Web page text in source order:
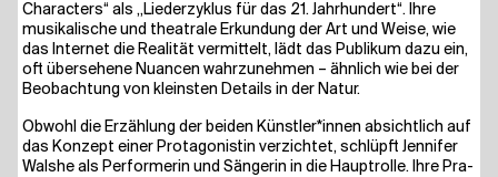
Cha­rac­ters“ als „Lie­der­zy­klus für das 21. Jahr­hun­dert“. Ihre
musi­ka­li­sche und thea­tra­le Erkun­dung der Art und Wei­se, wie
das Inter­net die Rea­li­tät ver­mit­telt, lädt das Publi­kum dazu ein,
oft über­se­he­ne Nuan­cen wahr­zu­neh­men – ähn­lich wie bei der
Beob­ach­tung von kleins­ten Details in der Natur.
Obwohl die Erzäh­lung der bei­den Künstler*innen absicht­lich auf
das Kon­zept einer Prot­ago­nis­tin ver­zich­tet, schlüpft Jen­ni­fer
Wals­he als Per­for­me­rin und Sän­ge­rin in die Haupt­rol­le. Ihre Pra­